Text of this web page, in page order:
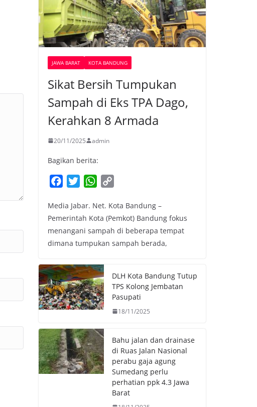
JAWA BARAT KOTA BANDUNG
Sikat Bersih Tumpukan
Sampah di Eks TPA Dago,
Kerahkan 8 Armada
20/11/2025 admin
Bagikan berita:
c
e
b
o
k
i
t
t
e
W
a
t
s
A
p
p
y
L
i
k
Media Jabar. Net. Kota Bandung –
Pemerintah Kota (Pemkot) Bandung fokus
menangani sampah di beberapa tempat
dimana tumpukan sampah berada,
DLH Kota Bandung Tutup
TPS Kolong Jembatan
Pasupati
18/11/2025
Bahu jalan dan drainase
di Ruas Jalan Nasional
perabu gaja agung
Sumedang perlu
perhatian ppk 4.3 Jawa
Barat